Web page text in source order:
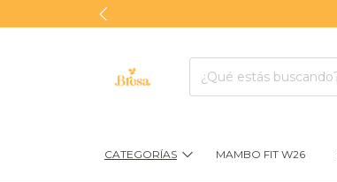
CATEGORÍAS MAMBO FIT W26